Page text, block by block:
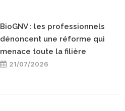
BioGNV : les professionnels
dénoncent une réforme qui
menace toute la filière
21/07/2026